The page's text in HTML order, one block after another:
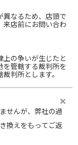
異なるため、店頭で
来店前にお問い合わ
上の争いが生じたと
を管轄する裁判所を
判所とします。
せんが、弊社の過
換えをもってご返